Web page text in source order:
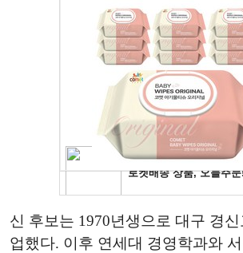
신 후보는 1970년생으로 대구 경
업했다. 이후 연세대 경영학과와